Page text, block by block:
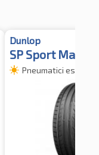
Dunlop
SP Sport Maxx
Pneumatici estivi